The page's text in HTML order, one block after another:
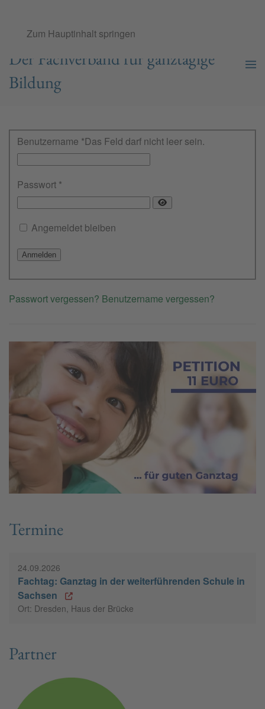
Zum Hauptinhalt springen
Ganztags­schul­verband e.V.
Der Fachverband für ganztägige
Bildung
Benutzername *Das Feld darf nicht leer sein.
Passwort *
Angemeldet bleiben
Anmelden
Passwort vergessen? Benutzername vergessen?
Termine
24.09.2026
Fachtag: Ganztag in der weiterführenden Schule in
Sachsen
Ort: Dresden, Haus der Brücke
Partner